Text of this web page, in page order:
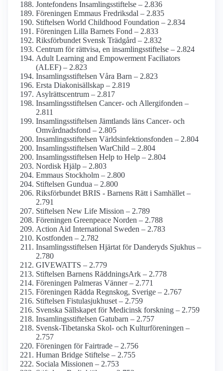
Jontefondens Insamlings­stiftelse – 2.836
Föreningen Emmaus Fredriksdal – 2.835
Stiftelsen World Childhood Foundation – 2.834
Föreningen Lilla Barnets Fond – 2.833
Riksförbundet Svensk Trädgård – 2.832
Centrum för rättvisa, en insamlings­stiftelse – 2.824
Adult Learning and Empowerment Faciliators
(ALEF) – 2.823
Insamlings­stiftelsen Våra Barn – 2.823
Ersta Diakonisällskap – 2.819
Asylrättscentrum – 2.817
Insamlings­stiftelsen Cancer- och Allergifonden –
2.811
Insamlings­stiftelsen Jämtlands läns Cancer- och
Omvårdnads­fond – 2.805
Insamlings­stiftelsen Världsinfektions­fonden – 2.804
Insamlings­stiftelsen WarChild – 2.804
Insamlings­stiftelsen Help to Help – 2.804
Nordisk Hjälp – 2.803
Emmaus Stockholm – 2.800
Stiftelsen Gundua – 2.800
Riksförbundet BRIS - Barnens Rätt i Samhället –
2.791
Stiftelsen New Life Mission – 2.789
Föreningen Greenpeace Norden – 2.788
Action Aid International Sweden – 2.783
Kostfonden – 2.782
Insamlings­stiftelsen Hjärtat för Danderyds Sjukhus –
2.780
GIVEWATTS – 2.779
Stiftelsen Barnens RäddningsArk – 2.778
Föreningen Palmeras Vänner – 2.771
Föreningen Rädda Regnskog, Sverige – 2.767
Stiftelsen Fistulasjukhuset – 2.759
Svenska Sällskapet för Medicinsk forskning – 2.759
Insamlings­stiftelsen Gatubarn – 2.757
Svensk-Tibetanska Skol- och Kulturföreningen –
2.757
Föreningen för Fairtrade – 2.756
Human Bridge Stiftelse – 2.755
Sociala Missionen – 2.753